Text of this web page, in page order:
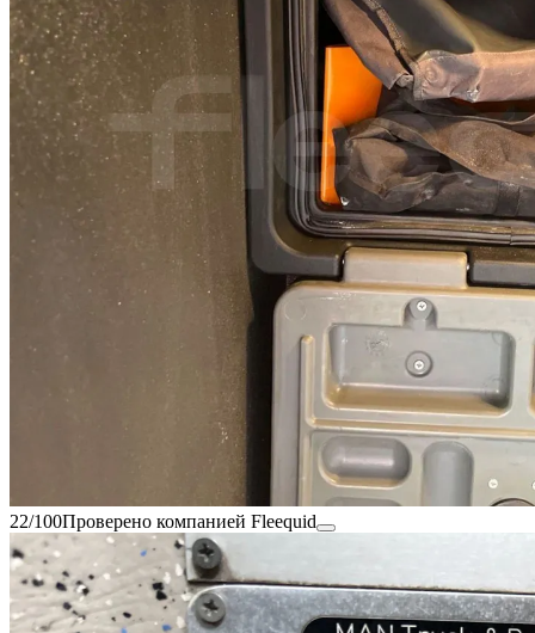
22/100Проверено компанией Fleequid